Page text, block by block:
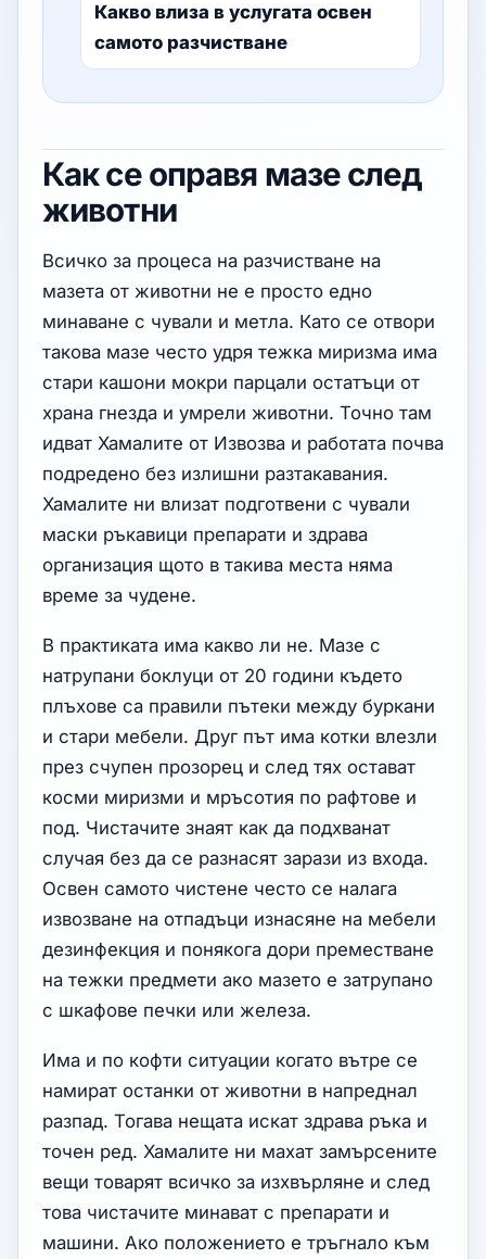
Какво влиза в услугата освен
самото разчистване
Как се оправя мазе след
животни
Всичко за процеса на разчистване на
мазета от животни не е просто едно
минаване с чували и метла. Като се отвори
такова мазе често удря тежка миризма има
стари кашони мокри парцали остатъци от
храна гнезда и умрели животни. Точно там
идват Хамалите от Извозва и работата почва
подредено без излишни разтакавания.
Хамалите ни влизат подготвени с чували
маски ръкавици препарати и здрава
организация щото в такива места няма
време за чудене.
В практиката има какво ли не. Мазе с
натрупани боклуци от 20 години където
плъхове са правили пътеки между буркани
и стари мебели. Друг път има котки влезли
през счупен прозорец и след тях остават
косми миризми и мръсотия по рафтове и
под. Чистачите знаят как да подхванат
случая без да се разнасят зарази из входа.
Освен самото чистене често се налага
извозване на отпадъци изнасяне на мебели
дезинфекция и понякога дори премeстване
на тежки предмети ако мазето е затрупано
с шкафове печки или железа.
Има и по кофти ситуации когато вътре се
намират останки от животни в напреднал
разпад. Тогава нещата искат здрава ръка и
точен ред. Хамалите ни махат замърсените
вещи товарят всичко за изхвърляне и след
това чистачите минават с препарати и
машини. Ако положението е тръгнало към